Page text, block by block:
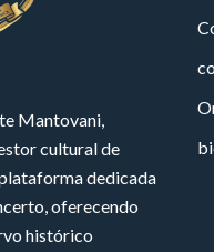
Mantovani,
cultural de
dedicada
oferecendo
histórico